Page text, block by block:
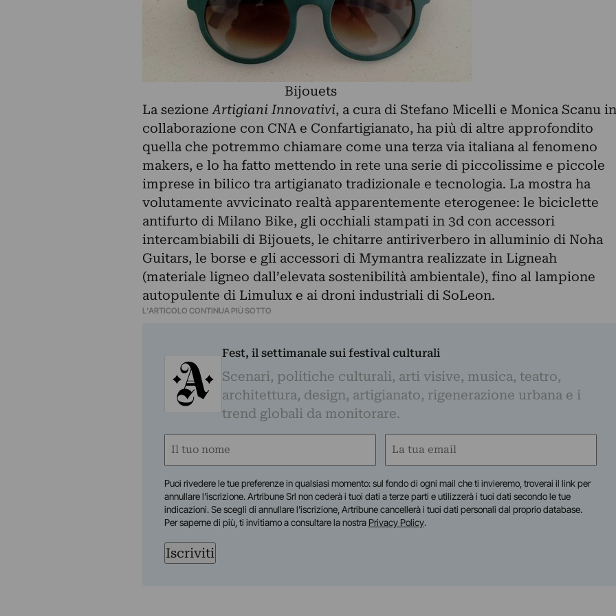
Bijouets
La sezioneArtigiani Innovativi, a cura di Stefano Micelli e Monica Scanu in
collaborazione con CNA e Confartigianato, ha più di altre approfondito
quella che potremmo chiamare come una terza via italiana al fenomeno
makers, e lo ha fatto mettendo in rete una serie di piccolissime e piccole
imprese in bilico tra artigianato tradizionale e tecnologia. La mostra ha
volutamente avvicinato realtà apparentemente eterogenee: le biciclette
antifurto di Milano Bike, gli occhiali stampati in 3d con accessori
intercambiabili di Bijouets, le chitarre antiriverbero in alluminio di Noha
Guitars, le borse e gli accessori di Mymantra realizzate in Ligneah
(materiale ligneo dall’elevata sostenibilità ambientale), fino al lampione
autopulente di Limulux e ai droni industriali di SoLeon.
L'ARTICOLO CONTINUA PIÙ SOTTO
Fest, il settimanale sui festival culturali
Scenari, politiche culturali, arti visive, musica, teatro,
architettura, design, artigianato, rigenerazione urbana e i
trend globali da monitorare.
Nome
Email
Puoi rivedere le tue preferenze in qualsiasi momento: sul fondo di ogni mail che ti invieremo, troverai il link per
annullare l’iscrizione. Artribune Srl non cederà i tuoi dati a terze parti e utilizzerà i tuoi dati secondo le tue
indicazioni. Se scegli di annullare l’iscrizione, Artribune cancellerà i tuoi dati personali dal proprio database.
Per saperne di più, ti invitiamo a consultare la nostra Privacy Policy.
Iscriviti